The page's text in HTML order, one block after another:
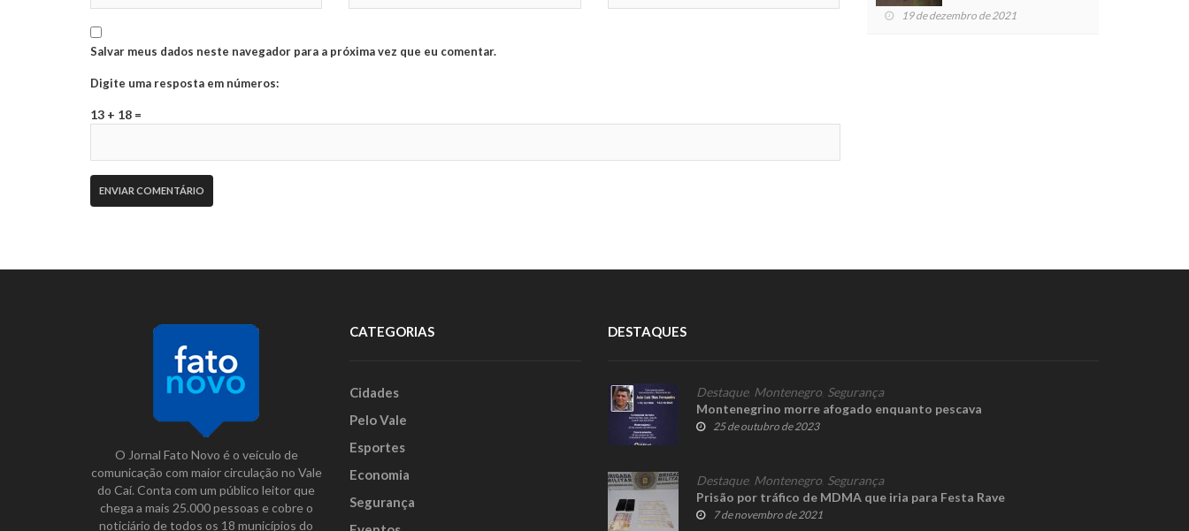
Salvar meus dados neste navegador para a próxima vez que eu comentar.
Digite uma resposta em números:
13 + 18 =
feridos
19 de dezembro de 2021
O Jornal Fato Novo é o veículo de
comunicação com maior circulação no Vale
do Caí. Conta com um público leitor que
chega a mais 25.000 pessoas e cobre o
noticiário de todos os 18 municípios do
CATEGORIAS
Cidades
Pelo Vale
Esportes
Economia
Segurança
DESTAQUES
Destaque, Montenegro Segurança
Montenegrino morre afogado enquanto pescava
25 de outubro de 2023
Destaque, Montenegro Segurança
Prisão por tráfico de MDMA que iria para Festa Rave
7 de novembro de 2021